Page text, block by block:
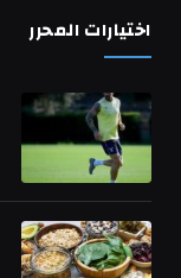
اختيارات المحرر